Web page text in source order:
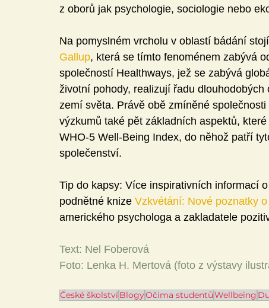
z oborů jak psychologie, sociologie nebo
Na pomyslném vrcholu v oblastí bádání
Gallup, která se tímto fenoménem zabývá
společností Healthways, jež se zabývá
životní pohody, realizují řadu
zemí světa. Právě obě zmíněné
výzkumů také pět základních aspektů,
WHO-5 Well-Being Index, do něhož patří
společenství.
Tip do kapsy: Více inspirativních informací
podnětné knize Vzkvétání: Nové poznatky
amerického psychologa a zakladatele
Text: Nel Foberová
Foto: Lenka H. Mertová (foto z výstavy
České školstvíBlogyOčima studentůWellbeing